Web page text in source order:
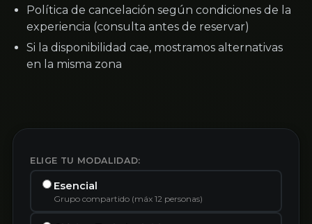
Política de cancelación según condiciones de la
experiencia (consulta antes de reservar)
Si la disponibilidad cae, mostramos alternativas
en la misma zona
ELIGE TU MODALIDAD:
Esencial
Grupo compartido (máx 12 personas)